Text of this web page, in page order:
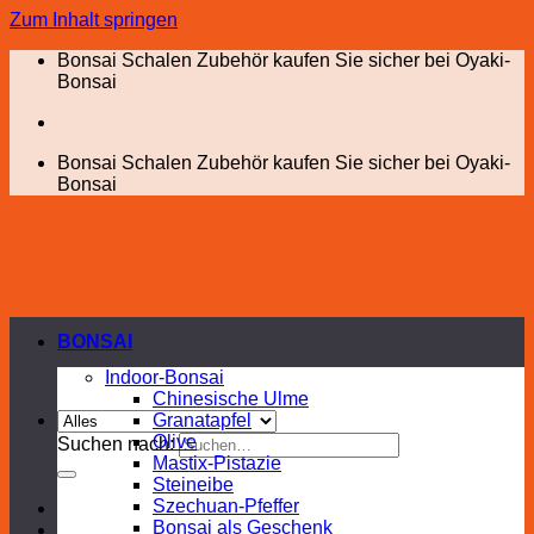
Zum Inhalt springen
Bonsai Schalen Zubehör kaufen Sie sicher bei Oyaki-
Bonsai
Bonsai Schalen Zubehör kaufen Sie sicher bei Oyaki-
Bonsai
Suchen nach:
BONSAI
Indoor-Bonsai
Chinesische Ulme
Granatapfel
Olive
Mastix-Pistazie
Steineibe
Szechuan-Pfeffer
Bonsai als Geschenk